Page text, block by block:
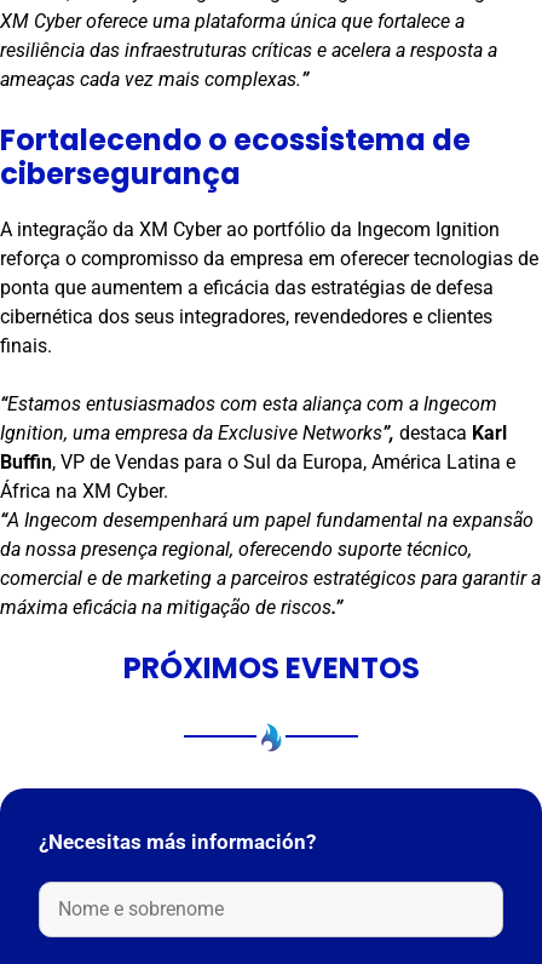
XM Cyber oferece uma plataforma única que fortalece a
resiliência das infraestruturas críticas e acelera a resposta a
ameaças cada vez mais complexas.”
Fortalecendo o ecossistema de
cibersegurança
A integração da XM Cyber ao portfólio da Ingecom Ignition
reforça o compromisso da empresa em oferecer tecnologias de
ponta que aumentem a eficácia das estratégias de defesa
cibernética dos seus integradores, revendedores e clientes
finais.
“Estamos entusiasmados com esta aliança com a Ingecom
Ignition, uma empresa da Exclusive Networks”, destaca Karl
Buffin, VP de Vendas para o Sul da Europa, América Latina e
África na XM Cyber.
“A Ingecom desempenhará um papel fundamental na expansão
da nossa presença regional, oferecendo suporte técnico,
comercial e de marketing a parceiros estratégicos para garantir a
máxima eficácia na mitigação de riscos.”
PRÓXIMOS EVENTOS
¿Necesitas más información?